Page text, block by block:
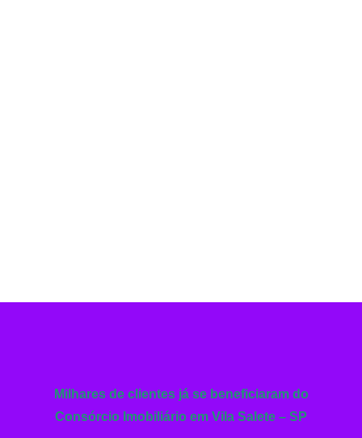
Milhares de clientes já se beneficiaram do
Consórcio Imobiliário em Vila Salete – SP